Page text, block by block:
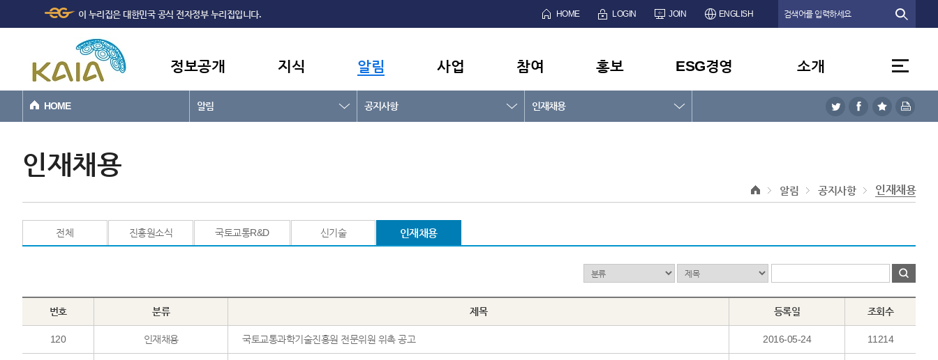
본문바로가기
이 누리집은 대한민국 공식 전자정부 누리집입니다. HOME LOGIN JOIN ENGLISH
정보공개 지식 알림 사업 참여 홍보 ESG경영 소개
HOME 알림 공지사항 인재채용
인재채용
알림 공지사항 인재채용
전체 진흥원소식 국토교통R&D 신기술 인재채용
번호 분류 제목 등록일 조회수
120 인재채용 국토교통과학기술진흥원 전문위원 위촉 공고 2016-05-24 11214